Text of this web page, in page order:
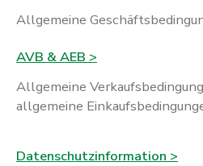
Allgemeine
AVB & AEB >
Allgemeine
allgemeine
Datenschutzinformation >